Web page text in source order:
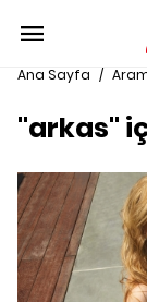
Ana Sayfa /
"arkas"